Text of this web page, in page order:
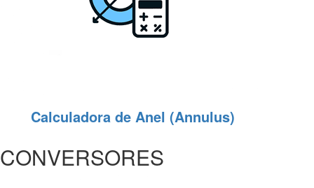
Calculadora de Anel (Annulus)
CONVERSORES